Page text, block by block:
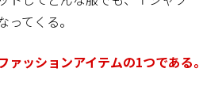
てくる。
ァッションアイテムの1つである。